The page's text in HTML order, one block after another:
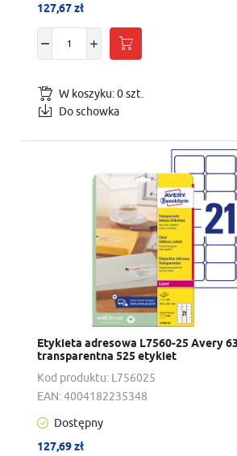
127,67 zł
W koszyku:0szt.
Do schowka
Kod produktu: L756025
Etykieta adresowa L7560-25 Avery
transparentna 525 etykiet
EAN:4004182235348
Dostępny
127,69 zł